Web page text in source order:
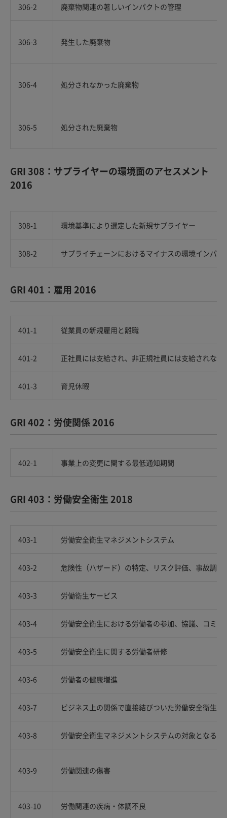
306-2 廃棄物関連の著しいインパクトの管理
306-3 発生した廃棄物
306-4 処分されなかった廃棄物
306-5 処分された廃棄物
GRI 308：サプライヤーの環境面のアセスメント
2016
308-1 環境基準により選定した新規サプライヤー
308-2 サプライチェーンにおけるマイナスの環境インパ
GRI 401：雇用 2016
401-1 従業員の新規雇用と離職
401-2 正社員には支給され、非正規社員には支給されない
401-3 育児休暇
GRI 402：労使関係 2016
402-1 事業上の変更に関する最低通知期間
GRI 403：労働安全衛生 2018
403-1 労働安全衛生マネジメントシステム
403-2 危険性（ハザード）の特定、リスク評価、事故調査
403-3 労働衛生サービス
403-4 労働安全衛生における労働者の参加、協議、コミュ
403-5 労働安全衛生に関する労働者研修
403-6 労働者の健康増進
403-7 ビジネス上の関係で直接結びついた労働安全衛生
403-8 労働安全衛生マネジメントシステムの対象となる労
403-9 労働関連の傷害
403-10 労働関連の疾病・体調不良